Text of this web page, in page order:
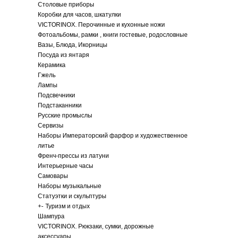
Столовые приборы
Коробки для часов, шкатулки
VICTORINOX. Перочинные и кухонные ножи
Фотоальбомы, рамки , книги гостевые, родословные
Вазы, Блюда, Икорницы
Посуда из янтаря
Керамика
Гжель
Лампы
Подсвечники
Подстаканники
Русские промыслы
Сервизы
Наборы Императорский фарфор и художественное
литье
Френч-прессы из латуни
Интерьерные часы
Самовары
Наборы музыкальные
Статуэтки и скульптуры
+- Туризм и отдых
Шампура
VICTORINOX. Рюкзаки, сумки, дорожные
аксессуары